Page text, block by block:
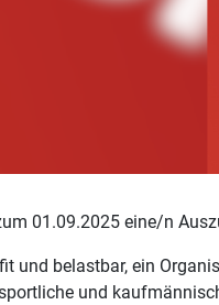
01.09.2025 eine/n
und belastbar, ein
und